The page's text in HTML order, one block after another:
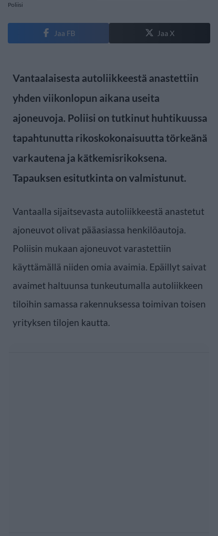
Poliisi
Jaa FB Jaa X
Vantaalaisesta autoliikkeestä anastettiin
yhden viikonlopun aikana useita
ajoneuvoja. Poliisi on tutkinut huhtikuussa
tapahtunutta rikoskokonaisuutta törkeänä
varkautena ja kätkemisrikoksena.
Tapauksen esitutkinta on valmistunut.
Vantaalla sijaitsevasta autoliikkeestä anastetut
ajoneuvot olivat pääasiassa henkilöautoja.
Poliisin mukaan ajoneuvot varastettiin
käyttämällä niiden omia avaimia. Epäillyt saivat
avaimet haltuunsa tunkeutumalla autoliikkeen
tiloihin samassa rakennuksessa toimivan toisen
yrityksen tilojen kautta.